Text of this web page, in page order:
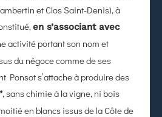
et Clos Saint-Denis), à
en s’associant avec
activité portant son nom et
du négoce comme de ses
Ponsot s’attache à produire des
, sans chimie à la vigne, ni bois
en blancs issus de la Côte de